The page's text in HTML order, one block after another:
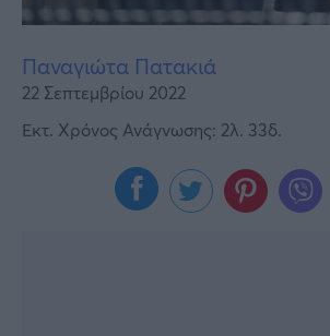
Παναγιώτα Πατακιά
22 Σεπτεμβρίου 2022
Εκτ. Χρόνος Ανάγνωσης: 2λ. 33δ.